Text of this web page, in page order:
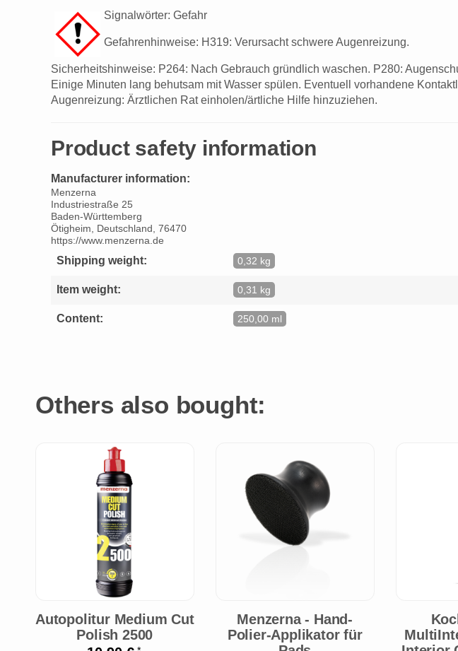
Signalwörter: Gefahr
Gefahrenhinweise: H319: Verursacht schwere Augenreizung.
Sicherheitshinweise: P264: Nach Gebrauch gründlich waschen. P280:
Einige Minuten lang behutsam mit Wasser spülen. Eventuell vorhandene
Augenreizung: Ärztlichen Rat einholen/ärtliche Hilfe hinzuziehen.
Product safety information
Manufacturer information:
Menzerna
Industriestraße 25
Baden-Württemberg
Ötigheim, Deutschland, 76470
https://www.menzerna.de
Shipping weight: 0,32 kg
Item weight: 0,31 kg
Content: 250,00 ml
Others also bought:
Autopolitur Medium Cut
Polish 2500
Menzerna - Hand-
Polier-Applikator für